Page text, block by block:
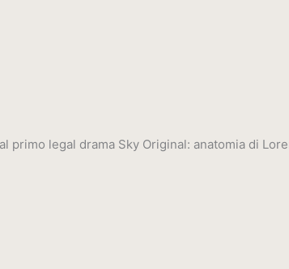
primo legal drama Sky Original: anatomia di